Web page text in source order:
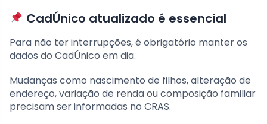
CadÚnico atualizado é essencial
Para não ter interrupções, é obrigatório manter os
dados do CadÚnico em dia.
Mudanças como nascimento de filhos, alteração de
endereço, variação de renda ou composição familiar
precisam ser informadas no CRAS.